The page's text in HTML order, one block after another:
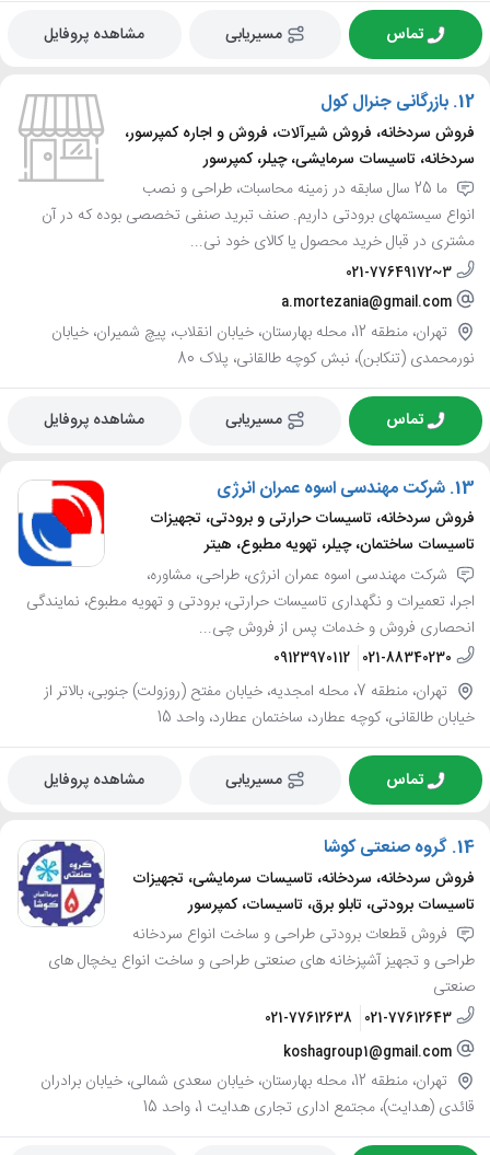
تماس مسیریابی مشاهده پروفایل
12. بازرگانی جنرال کول
فروش سردخانه، فروش شیرآلات، فروش و اجاره کمپرسور،
سردخانه، تاسیسات سرمایشی، چیلر، کمپرسور
ما 25 سال سابقه در زمینه محاسبات، طراحی و نصب
انواع سیستمهای برودتی داریم. صنف تبرید صنفی تخصصی بوده که در آن
مشتری در قبال خرید محصول یا کالای خود نی...
021-77649172~3
a.mortezania@gmail.com
تهران، منطقه 12، محله بهارستان، خیابان انقلاب، پیچ شمیران، خیابان
نورمحمدی (تنکابن)، نبش کوچه طالقانی، پلاک 80
تماس مسیریابی مشاهده پروفایل
13. شرکت مهندسی اسوه عمران انرژی
فروش سردخانه، تاسیسات حرارتی و برودتی، تجهیزات
تاسیسات ساختمان، چیلر، تهویه مطبوع، هیتر
شرکت مهندسی اسوه عمران انرژی، طراحی، مشاوره،
اجرا، تعمیرات و نگهداری تاسیسات حرارتی، برودتی و تهویه مطبوع، نمایندگی
انحصاری فروش و خدمات پس از فروش چی...
021-88340230
09123970112
تهران، منطقه 7، محله امجدیه، خیابان مفتح (روزولت) جنوبی، بالاتر از
خیابان طالقانی، کوچه عطارد، ساختمان عطارد، واحد 15
تماس مسیریابی مشاهده پروفایل
14. گروه صنعتی کوشا
فروش سردخانه، سردخانه، تاسیسات سرمایشی، تجهیزات
تاسیسات برودتی، تابلو برق، تاسیسات، کمپرسور
فروش قطعات برودتی طراحی و ساخت انواع سردخانه
طراحی و تجهیز آشپزخانه های صنعتی طراحی و ساخت انواع یخچال های
صنعتی
021-77612643
021-77612638
koshagroup1@gmail.com
تهران، منطقه 12، محله بهارستان، خیابان سعدی شمالی، خیابان برادران
قائدی (هدایت)، مجتمع اداری تجاری هدایت 1، واحد 15